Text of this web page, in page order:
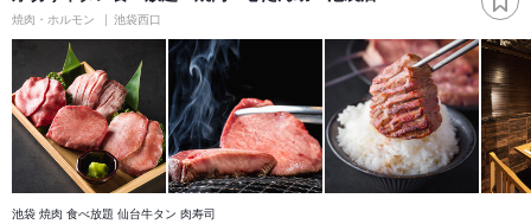
焼肉・ホルモン 池袋西口
池袋 焼肉 食べ放題 仙台牛タン 肉寿司